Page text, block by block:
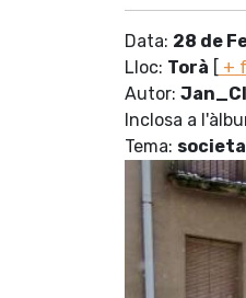
Data: 28 de
Lloc: Torà [ +
Autor:
Inclosa a
Tema: